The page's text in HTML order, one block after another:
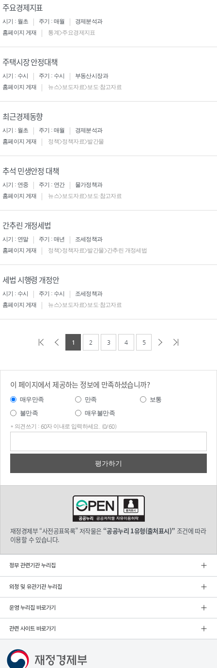
주요경제지표
시기 : 월초 주기 : 매월
경제분석과
홈페이지 게재
통계>주요경제지표
주택시장 안정대책
시기 : 수시 주기 : 수시
부동산시장과
홈페이지 게재
뉴스>보도자료>보도·참고자료
최근경제동향
시기 : 월초 주기 : 매월
경제분석과
홈페이지 게재
정책>정책자료>발간물
추석 민생안정 대책
시기 : 연중 주기 : 연간
물가정책과
홈페이지 게재
뉴스>보도자료>보도·참고자료
간추린 개정세법
시기 : 연말 주기 : 매년
조세정책과
홈페이지 게재
정책>정책자료>발간물>간추린 개정세법
세법 시행령 개정안
시기 : 수시 주기 : 수시
조세정책과
홈페이지 게재
뉴스>보도자료>보도·참고자료
1 2 3 4 5
이 페이지에서 제공하는 정보에 만족하셨습니까?
매우만족 만족
보통
불만족
매우불만족
* 의견쓰기 : 60자 이내로 입력하세요. (0/60)
재정경제부 “사전공표목록” 저작물은 “공공누리 1유형(출처표시)” 조건에 따라
이용할 수 있습니다.
정부 관련기관 누리집
외청 및 유관기관 누리집
운영 누리집 바로가기
관련 사이트 바로가기